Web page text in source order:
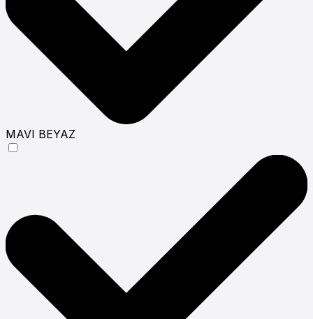
MAVI BEYAZ